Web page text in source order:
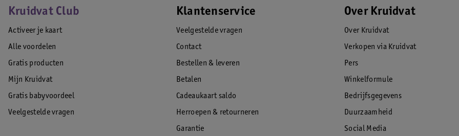
Kruidvat Club
Activeer je kaart
Alle voordelen
Gratis producten
Mijn Kruidvat
Gratis babyvoordeel
Veelgestelde vragen
Klantenservice
Veelgestelde vragen
Contact
Bestellen & leveren
Betalen
Cadeaukaart saldo
Herroepen & retourneren
Garantie
Over Kruidvat
Over Kruidvat
Verkopen via Kruidvat
Pers
Winkelformule
Bedrijfsgegevens
Duurzaamheid
Social Media